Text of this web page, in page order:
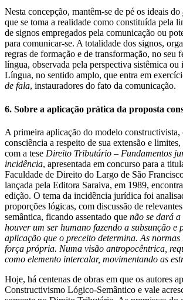
Nesta concepção, mantêm-se de pé os ideais do
que se toma a realidade como constituída pela
de signos empregados pela comunicação ou
para comunicar-se. A totalidade dos signos,
regras de formação e de transformação, no seu
língua, observada pela perspectiva sistêmica ou
Língua, no sentido amplo, que entra em
de fala, instauradores do fato da comunicação.
6. Sobre a aplicação prática da proposta
A primeira aplicação do modelo constructivista,
consciência a respeito de sua extensão e
com a tese Direito Tributário – Fundamentos
incidência, apresentada em concurso para a
Faculdade de Direito do Largo de São
lançada pela Editora Saraiva, em 1989,
edição. O tema da incidência jurídica foi
proporções lógicas, com discussão de
semântica, ficando assentado que não se dará
houver um ser humano fazendo a subsunção e
aplicação que o preceito determina. As
força própria. Numa visão antropocêntrica,
como elemento intercalar, movimentando as
Hoje, há centenas de obras em que os autores
Constructivismo Lógico-Semântico e vale